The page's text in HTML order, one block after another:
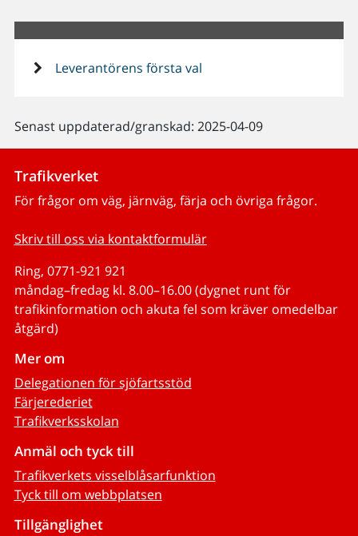
Leverantörens första val
Senast uppdaterad/granskad: 2025-04-09
Trafikverket
För frågor om väg, järnväg, färja och övriga frågor.
Skriv till oss via kontaktformulär
Ring, 0771-921 921
måndag–fredag kl. 8.00–16.00 (dygnet runt för
trafikinformation och akuta fel som kräver omedelbar
åtgärd)
Mer om
Delegationen för sjöfartsstöd
Färjerederiet
Trafikverksskolan
Anmäl och tyck till
Trafikverkets visselblåsarfunktion
Tyck till om webbplatsen
Tillgänglighet